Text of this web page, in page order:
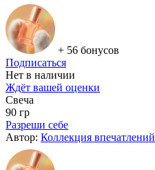
+ 56 бонусов
Подписаться
Нет в наличии
Ждёт вашей оценки
Свеча
90 гр
Разреши себе
Автор: Коллекция впечатлений